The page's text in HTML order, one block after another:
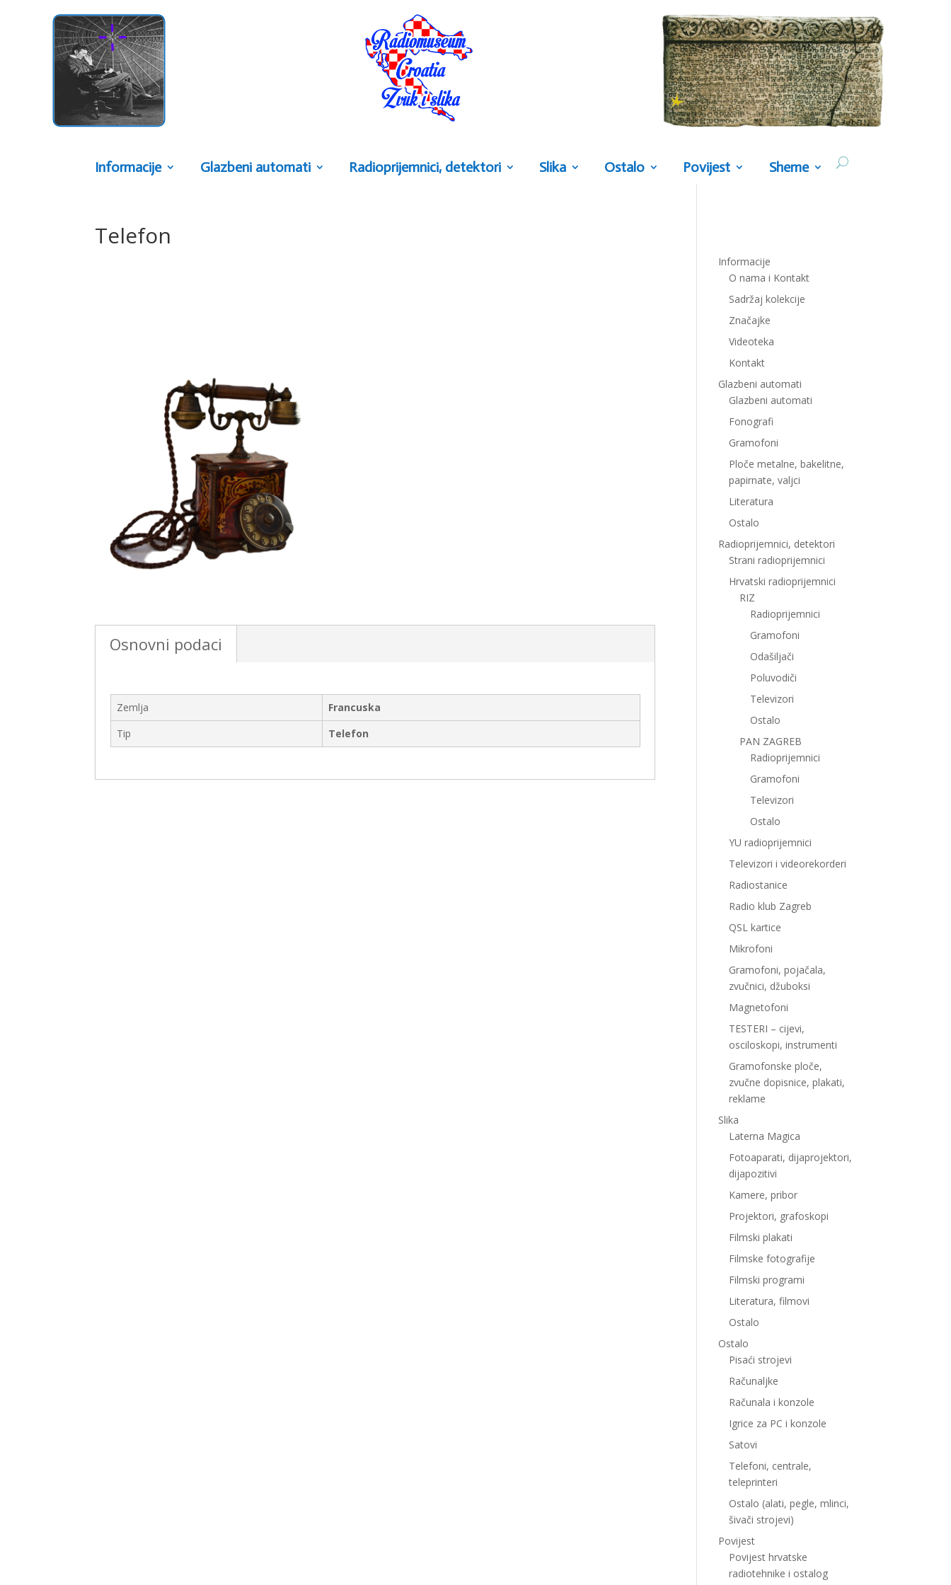
Informacije Glazbeni automati Radioprijemnici, detektori Slika Ostalo Povijest Sheme
Telefon
Osnovni podaci
Zemlja
Francuska
Tip
Telefon
Informacije
O nama i Kontakt
Sadržaj kolekcije
Značajke
Videoteka
Kontakt
Glazbeni automati
Glazbeni automati
Fonografi
Gramofoni
Ploče metalne, bakelitne,
papirnate, valjci
Literatura
Ostalo
Radioprijemnici, detektori
Strani radioprijemnici
Hrvatski radioprijemnici
RIZ
Radioprijemnici
Gramofoni
Odašiljači
Poluvodiči
Televizori
Ostalo
PAN ZAGREB
Radioprijemnici
Gramofoni
Televizori
Ostalo
YU radioprijemnici
Televizori i videorekorderi
Radiostanice
Radio klub Zagreb
QSL kartice
Mikrofoni
Gramofoni, pojačala,
zvučnici, džuboksi
Magnetofoni
TESTERI – cijevi,
osciloskopi, instrumenti
Gramofonske ploče,
zvučne dopisnice, plakati,
reklame
Slika
Laterna Magica
Fotoaparati, dijaprojektori,
dijapozitivi
Kamere, pribor
Projektori, grafoskopi
Filmski plakati
Filmske fotografije
Filmski programi
Literatura, filmovi
Ostalo
Ostalo
Pisaći strojevi
Računaljke
Računala i konzole
Igrice za PC i konzole
Satovi
Telefoni, centrale,
teleprinteri
Ostalo (alati, pegle, mlinci,
šivači strojevi)
Povijest
Povijest hrvatske
radiotehnike i ostalog